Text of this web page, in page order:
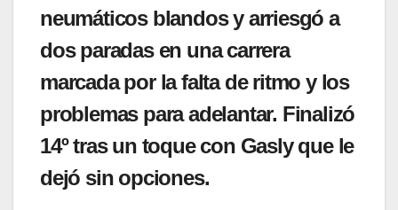
neumáticos blandos y arriesgó a
dos paradas en una carrera
marcada por la falta de ritmo y los
problemas para adelantar. Finalizó
14º tras un toque con Gasly que le
dejó sin opciones.